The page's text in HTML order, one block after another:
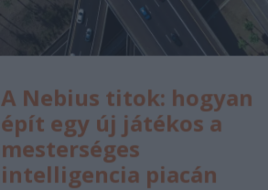
A Nebius titok: hogyan
épít egy új játékos a
mesterséges
intelligencia piacán